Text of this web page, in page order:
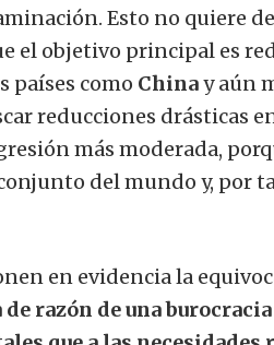
Esto no quiere
el objetivo principal es
países como Chinay aún
reducciones drásticas
más moderada,
del mundo y, por
en evidencia la
razón de una